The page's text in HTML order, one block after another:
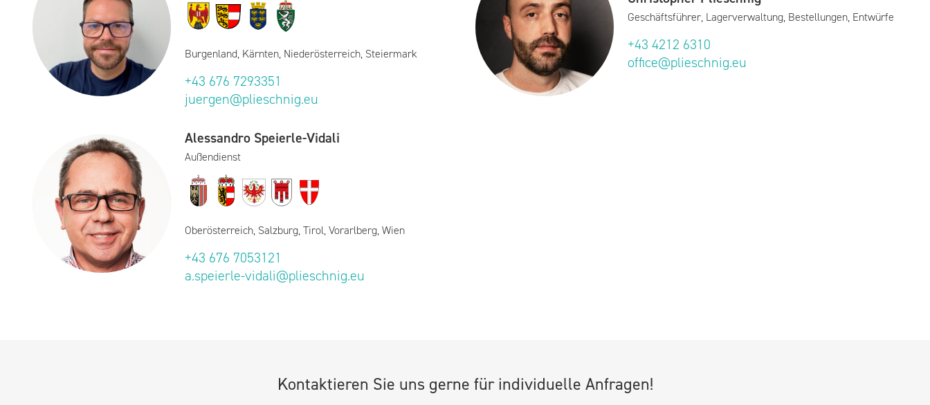
Burgenland, Kärnten, Niederösterreich, Steiermark
+43 676 7293351
juergen@plieschnig.eu
Geschäftsführer, Lagerverwaltung, Bestellungen, Entwürfe
+43 4212 6310
office@plieschnig.eu
Alessandro Speierle-Vidali
Außendienst
Oberösterreich, Salzburg, Tirol, Vorarlberg, Wien
+43 676 7053121
a.speierle-vidali@plieschnig.eu
Kontaktieren Sie uns gerne für individuelle Anfragen!